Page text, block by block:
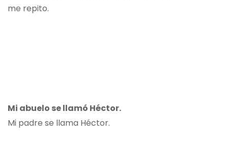
me repito.
Mi abuelo se llamó Héctor.
Mi padre se llama Héctor.